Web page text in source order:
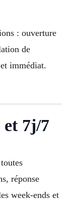
: ouverture
de
immédiat.
7j/7
réponse
week-ends et